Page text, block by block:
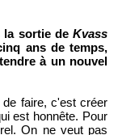
la sortie deKvass
ans de temps,
à un nouvel
faire, c'est créer
est honnête. Pour
On ne veut pas